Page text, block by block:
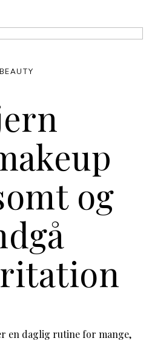
og
BEAUTY
en daglig rutine for mange,